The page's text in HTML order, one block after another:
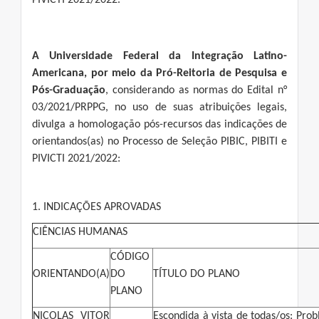
A Universidade Federal da Integração Latino-
Americana, por meio da Pró-Reitoria de Pesquisa e
Pós-Graduação, considerando as normas do Edital n°
03/2021/PRPPG, no uso de suas atribuições legais,
divulga a homologação pós-recursos das indicações de
orientandos(as) no Processo de Seleção PIBIC, PIBITI e
PIVICTI 2021/2022:
1. INDICAÇÕES APROVADAS
CIÊNCIAS HUMANAS
ORIENTANDO(A)
CÓDIGO
DO
PLANO
TÍTULO DO PLANO
NICOLAS VITOR Escondida à vista de todas/os: